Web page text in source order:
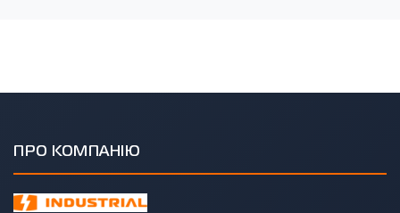
ПРО КОМПАНІЮ